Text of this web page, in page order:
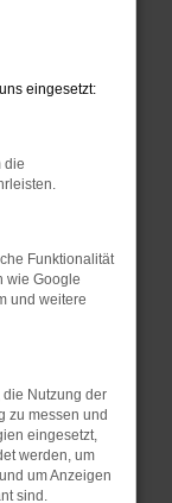
deine
einem
und dein
Stand
eingesetzt:
die
Funktionalität
wie Google
und weitere
Nutzung der
zu messen und
eingesetzt,
werden, um
um Anzeigen
sind.